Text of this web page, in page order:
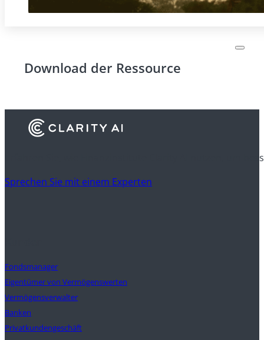
Download der Ressource
Erfahren Sie, wie Finanzinstitute Clarity AI nutzen, um
Sprechen Sie mit einem Experten
Fondsmanager
Eigentümer von Vermögenswerten
Vermögensverwalter
Banken
Privatkundengeschäft